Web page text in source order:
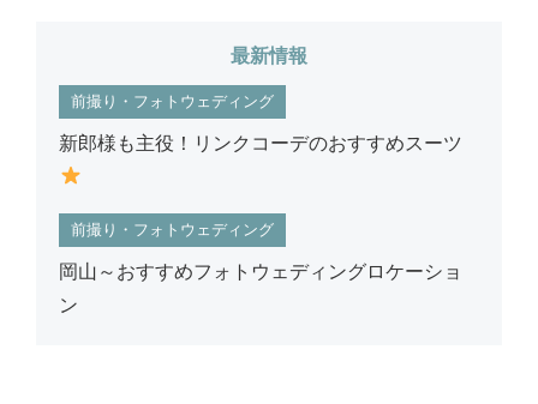
最新情報
前撮り・フォトウェディング
新郎様も主役！リンクコーデのおすすめスーツ
前撮り・フォトウェディング
岡山～おすすめフォトウェディングロケーショ
ン